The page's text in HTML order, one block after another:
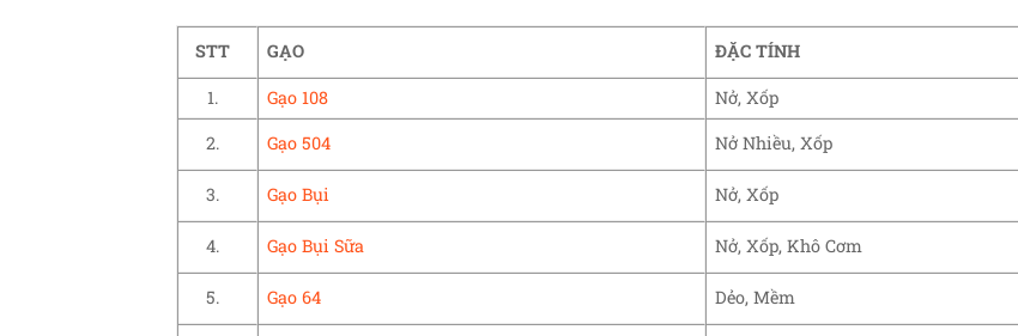
STT GẠO ĐẶC TÍNH
1. Gạo 108 Nở, Xốp
2.
Gạo 504 Nở Nhiều, Xốp
3. Gạo Bụi Nở, Xốp
4. Gạo Bụi Sữa Nở, Xốp, Khô Cơm
5. Gạo 64 Dẻo, Mềm